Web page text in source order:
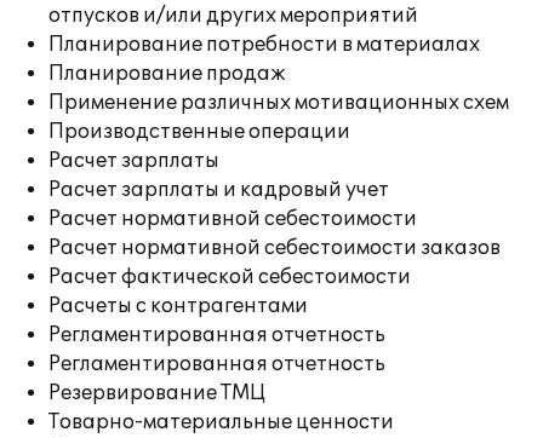
отпусков и/или других мероприятий
Планирование потребности в материалах
Планирование продаж
Применение различных мотивационных схем
Производственные операции
Расчет зарплаты
Расчет зарплаты и кадровый учет
Расчет нормативной себестоимости
Расчет нормативной себестоимости заказов
Расчет фактической себестоимости
Расчеты с контрагентами
Регламентированная отчетность
Регламентированная отчетность
Резервирование ТМЦ
Товарно-материальные ценности